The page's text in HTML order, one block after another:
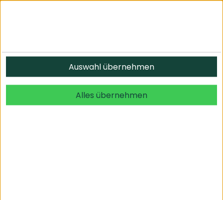
Auswahl übernehmen
Alles übernehmen